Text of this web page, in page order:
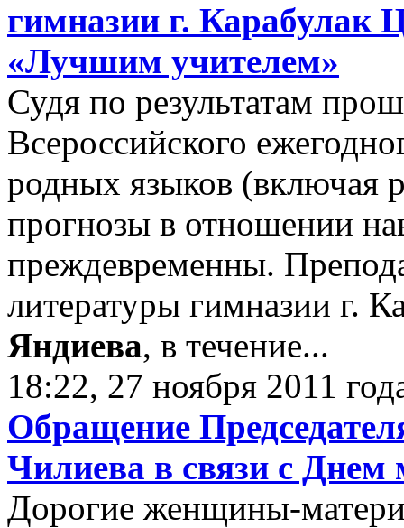
гимназии г. Карабулак
«Лучшим учителем»
Судя по результатам
Всероссийского
родных языков (включая
прогнозы в отношении
преждевременны.
литературы гимназии г.
Яндиева, в течение...
18:22, 27 ноября 2011
Обращение
Чилиева в связи с Днем
Дорогие женщины-